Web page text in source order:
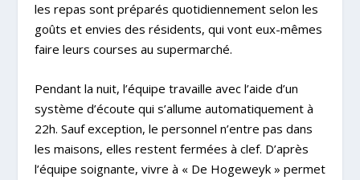
les repas sont préparés quotidiennement selon les
goûts et envies des résidents, qui vont eux-mêmes
faire leurs courses au supermarché.
Pendant la nuit, l’équipe travaille avec l’aide d’un
système d’écoute qui s’allume automatiquement à
22h. Sauf exception, le personnel n’entre pas dans
les maisons, elles restent fermées à clef. D’après
l’équipe soignante, vivre à « De Hogeweyk » permet